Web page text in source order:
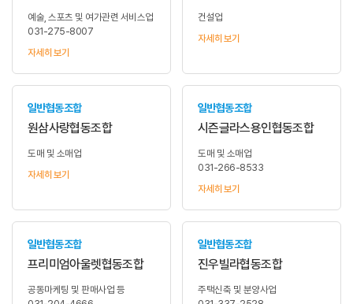
예술, 스포츠 및 여가관련 서비스업
031-275-8007
자세히 보기
건설업
자세히 보기
일반협동조합
원삼사랑협동조합
도매 및 소매업
자세히 보기
일반협동조합
시즌글라스용인협동조합
도매 및 소매업
031-266-8533
자세히 보기
일반협동조합
프리미엄아울렛협동조합
공동마케팅 및 판매사업 등
일반협동조합
진우빌라협동조합
주택신축 및 분양사업